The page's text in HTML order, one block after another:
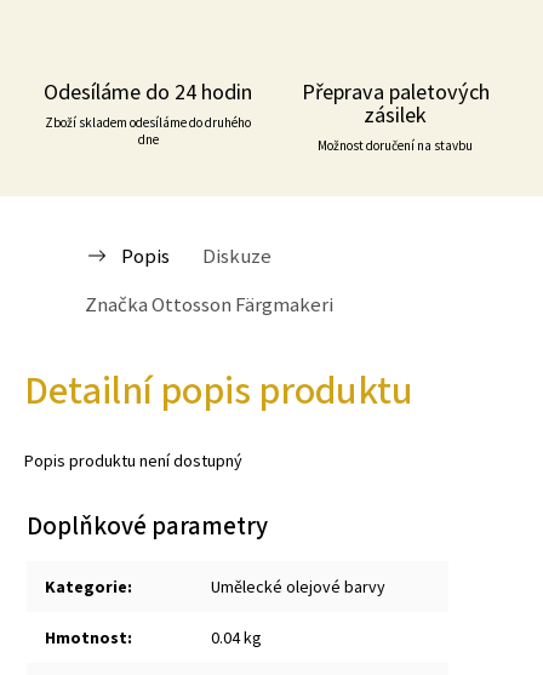
Odesíláme do 24 hodin
Zboží skladem odesíláme do druhého
dne
Přeprava paletových
zásilek
Možnost doručení na stavbu
Popis
Diskuze
ZnačkaOttosson Färgmakeri
Detailní popis produktu
Popis produktu není dostupný
Doplňkové parametry
Kategorie: Umělecké olejové barvy
Hmotnost: 0.04 kg